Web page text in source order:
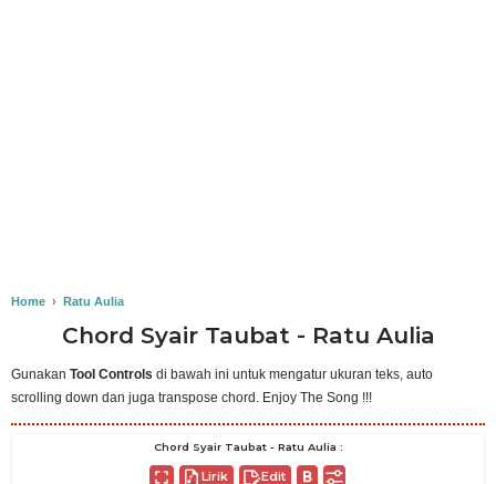
Home › Ratu Aulia
Chord Syair Taubat - Ratu Aulia
Gunakan Tool Controls di bawah ini untuk mengatur ukuran teks, auto
scrolling down dan juga transpose chord. Enjoy The Song !!!
Chord Syair Taubat - Ratu Aulia :
Lirik Edit